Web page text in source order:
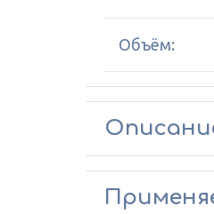
Объём: